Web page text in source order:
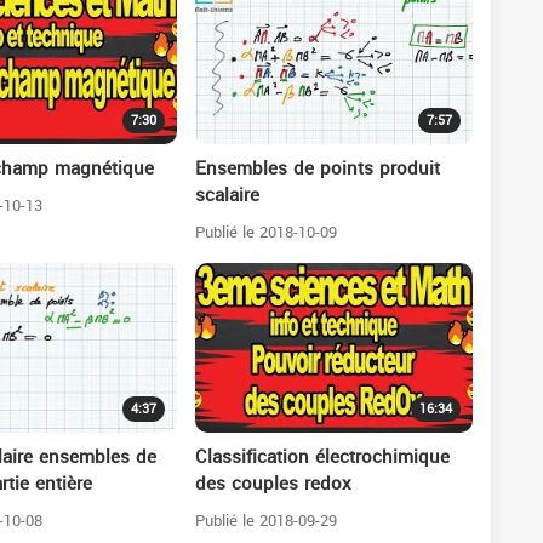
7:30
magnétique
13
7:57
Ensembles de points produit
scalaire
Publié le 2018-10-09
4:37
ensembles de
entière
08
16:34
Classification électrochimique
des couples redox
Publié le 2018-09-29